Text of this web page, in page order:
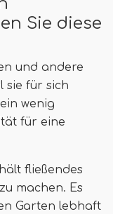
Sie diese
und andere
sie für sich
wenig
für eine
fließendes
machen. Es
Garten lebhaft